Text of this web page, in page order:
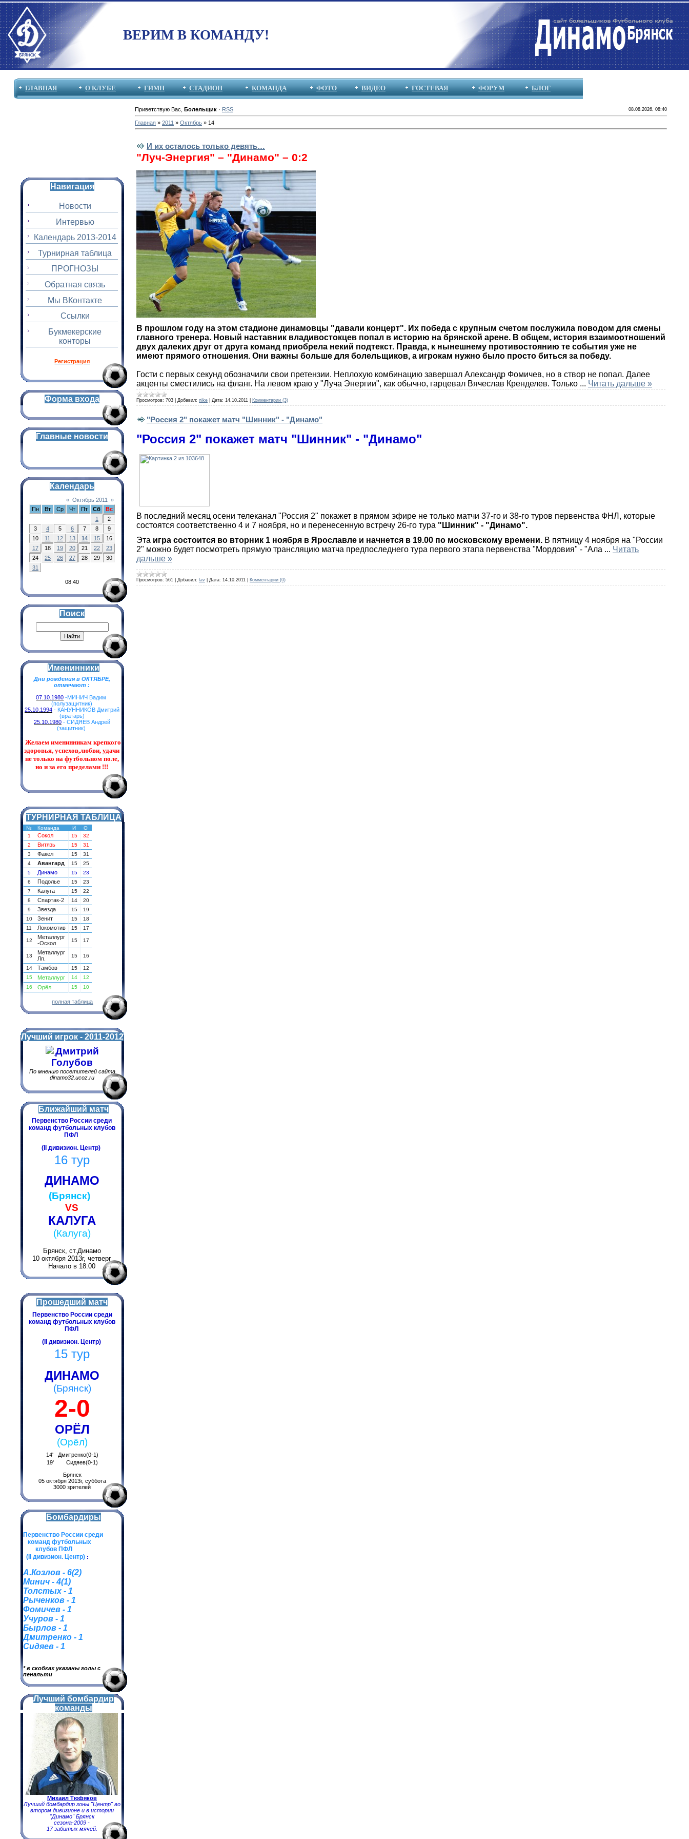
ВЕРИМ В КОМАНДУ!
ГЛАВНАЯ О КЛУБЕ ГИМН СТАДИОН КОМАНДА ФОТО ВИДЕО ГОСТЕВАЯ ФОРУМ БЛОГ
Навигация
Новости
Интервью
Календарь 2013-2014
Турнирная таблица
ПРОГНОЗЫ
Обратная связь
Мы ВКонтакте
Ссылки
Букмекерские
конторы
Регистрация
Форма входа
Главные новости
Календарь
« Октябрь 2011
»
Пн
Вт Ср Чт Пт Сб
Вс
1
2
3
4 5 6 7 8
9
10
11 12 13 14 15
16
17
18 19 20 21 22
23
24
25 26 27 28 29
30
31
08:40
Поиск
Именинники
Дни рождения в ОКТЯБРЕ,
отмечают :
07.10.1980 -МИНИЧ Вадим
(полузащитник)
25.10.1994 - КАНУННИКОВ Дмитрий
(вратарь)
25.10.1980 - СИДЯЕВ Андрей
(защитник)
Желаем именинникам крепкого
здоровья, успехов,любви, удачи
не только на футбольном поле,
но и за его пределами !!!
ТУРНИРНАЯ ТАБЛИЦА
№ Команда И
О
1
Сокол 15
32
2
Витязь 15
31
3
Факел 15
31
4
Авангард 15
25
5
Динамо 15
23
6
Подолье 15
23
7
Калуга 15
22
8
Спартак-2 14
20
9
Звезда 15
19
10
Зенит 15
18
11
Локомотив 15 17
12
Металлург
-Оскол
15 17
13
Металлург
Лп.
15 16
14 Тамбов 15
12
15
Металлург 14
12
16
Орёл 15 10
полная таблица
Лучший игрок - 2011-2012
Дмитрий
Голубов
По мнению посетителей сайта
dinamo32.ucoz.ru
Ближайший матч
Первенство России среди
команд футбольных клубов
ПФЛ
(II дивизион. Центр)
16 тур
ДИНАМО
(Брянск)
VS
КАЛУГА
(Калуга)
Брянск, ст.Динамо
10 октября 2013г, четверг
Начало в 18.00
Прошедший матч
Первенство России среди
команд футбольных клубов
ПФЛ
(II дивизион. Центр)
15 тур
ДИНАМО
(Брянск)
2-0
ОРЁЛ
(Орёл)
14' Дмитренко(0-1)
19' Сидяев(0-1)
Брянск
05 октября 2013г, суббота
3000 зрителей
Бомбардиры
Первенство России среди
команд футбольных
клубов ПФЛ
(II дивизион. Центр) :
А.Козлов - 6(2)
Минич - 4(1)
Толстых - 1
Рыченков - 1
Фомичев - 1
Учуров - 1
Бырлов - 1
Дмитренко - 1
Сидяев - 1
* в скобках указаны голы с
пенальти
Лучший бомбардир
команды
Михаил Тюфяков
Лучший бомбардир зоны "Центр" во
втором дивизионе и в истории
"Динамо" Брянск
сезона-2009 -
17 забитых мячей.
Приветствую Вас Болельщик· RSS 08.08.2026, 08:40
Главная» 2011 » Октябрь » 14
И их осталось только девять…
"Луч-Энергия" – "Динамо" – 0:2
В прошлом году на этом стадионе динамовцы "давали концерт". Их победа с крупным счетом послужила поводом для смены
главного тренера. Новый наставник владивостокцев попал в историю на брянской арене. В общем, история взаимоотношений
двух далеких друг от друга команд приобрела некий подтекст. Правда, к нынешнему противостоянию те события уже не
имеют прямого отношения. Они важны больше для болельщиков, а игрокам нужно было просто биться за победу.
Гости с первых секунд обозначили свои претензии. Неплохую комбинацию завершал Александр Фомичев, но в створ не попал. Далее
акценты сместились на фланг. На левом краю у "Луча Энергии", как обычно, гарцевал Вячеслав Кренделев. Только ... Читать дальше »
Просмотров: 703 Добавил: nike Дата: 14.10.2011 Комментарии (3)
"Россия 2" покажет матч "Шинник" - "Динамо"
"Россия 2" покажет матч "Шинник" - "Динамо"
В последний месяц осени телеканал "Россия 2" покажет в прямом эфире не только матчи 37-го и 38-го туров первенства ФНЛ, которые
состоятся соответственно 4 и 7 ноября, но и перенесенную встречу 26-го тура "Шинник" - "Динамо".
Эта игра состоится во вторник 1 ноября в Ярославле и начнется в 19.00 по московскому времени.В пятницу 4 ноября на "России
2" можно будет посмотреть прямую трансляцию матча предпоследнего тура первого этапа первенства "Мордовия" - "Ала ... Читать
дальше »
Просмотров: 561 Добавил: lav Дата: 14.10.2011 Комментарии (0)